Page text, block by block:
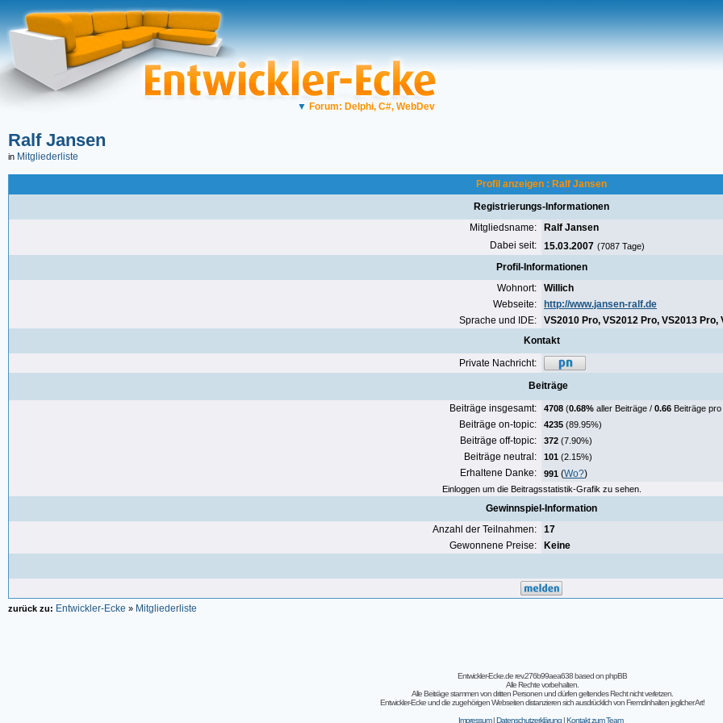
▼ Forum: Delphi, C#, WebDev
Ralf Jansen
in Mitgliederliste
Profil anzeigen : Ralf Jansen
Registrierungs-Informationen
Mitgliedsname:
Ralf Jansen
Dabei seit:
15.03.2007 (7087 Tage)
Profil-Informationen
Wohnort:
Willich
Webseite:
http://www.jansen-ralf.de
Sprache und IDE:
VS2010 Pro, VS2012 Pro, VS2013 Pro,
Kontakt
Private Nachricht:
Beiträge
Beiträge insgesamt:
4708 (0.68% aller Beiträge / 0.66 Beiträge
Beiträge on-topic: 4235 (89.95%)
Beiträge off-topic: 372 (7.90%)
Beiträge neutral: 101 (2.15%)
Erhaltene Danke: 991 (Wo?)
Einloggen um die Beitragsstatistik-Grafik zu sehen.
Gewinnspiel-Information
Anzahl der Teilnahmen:
17
Gewonnene Preise:
Keine
zurück zu: Entwickler-Ecke » Mitgliederliste
Entwickler-Ecke.de rev.276b99aea638based onphpBB
Alle Rechte vorbehalten.
Alle Beiträge stammen von dritten Personen und dürfen geltendes Recht nicht verletzen.
Entwickler-Ecke und die zugehörigen Webseiten distanzieren sich ausdrücklich von Fremdinhalten jeglicher Art!
Impressum|Datenschutzerklärung |Kontakt zum Team